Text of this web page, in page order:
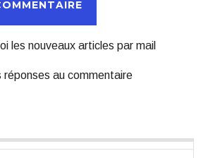
les nouveaux articles par mail
réponses au commentaire